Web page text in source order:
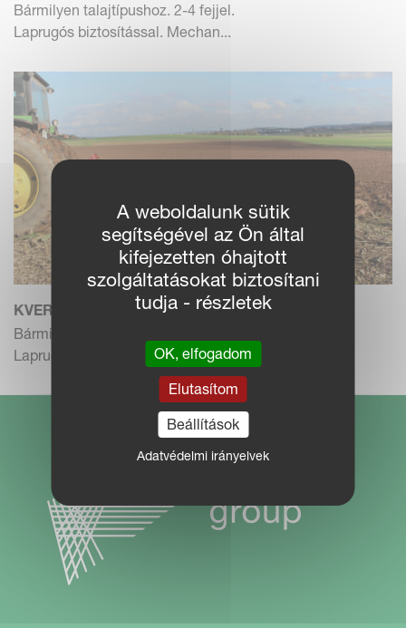
Bármilyen talajtípushoz. 2-4 fejjel.
Laprugós biztosítással. Mechan...
KVERNELAND AD
Bármilyen talajtípushoz. 3-5 fejes eke
Laprugós biztosítással. Vari...
A weboldalunk sütik
segítségével az Ön által
kifejezetten óhajtott
szolgáltatásokat biztosítani
tudja - részletek
OK, elfogadom
Elutasítom
Beállítások
Adatvédelmi irányelvek